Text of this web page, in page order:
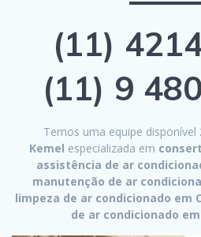
(11)
(11) 9
Temos uma equipe disponível
Kemel especializada em
assistência de ar
manutenção de ar
limpeza de ar condicionado em
de ar condicionado